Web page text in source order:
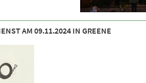
AM 09.11.2024 IN GREENE